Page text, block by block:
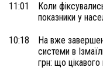
11:01
Коли
показники у
10:18
На вже
системи в
грн: що